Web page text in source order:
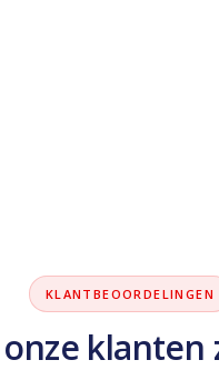
KLANTBEOORDELINGEN
klanten